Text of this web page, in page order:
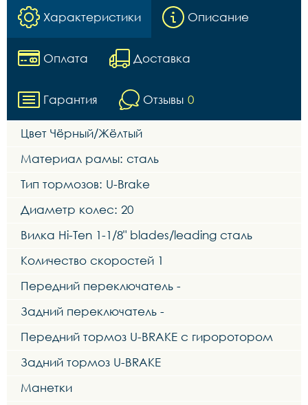
Характеристики Описание
Оплата Доставка
Гарантия Отзывы 0
Цвет Чёрный/Жёлтый
Материал рамы: сталь
Тип тормозов: U-Brake
Диаметр колес: 20
Вилка Hi-Ten 1-1/8" blades/leading сталь
Количество скоростей 1
Передний переключатель -
Задний переключатель -
Передний тормоз U-BRAKE с гироротором
Задний тормоз U-BRAKE
Манетки